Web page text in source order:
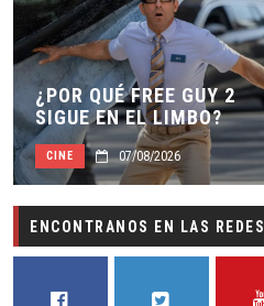
¿POR QUÉ FREE GUY 2
SIGUE EN EL LIMBO?
CINE 07/08/2026
ENCONTRANOS EN LAS REDES